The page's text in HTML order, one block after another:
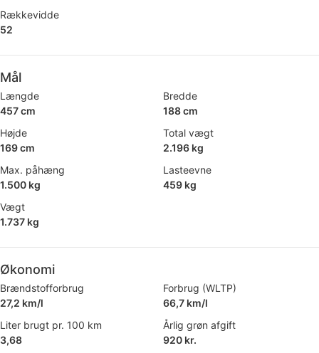
Rækkevidde
52
Mål
Længde
457 cm
Bredde
188 cm
Højde
169 cm
Total vægt
2.196 kg
Max. påhæng
1.500 kg
Lasteevne
459 kg
Vægt
1.737 kg
Økonomi
Brændstofforbrug
27,2 km/l
Forbrug (WLTP)
66,7 km/l
Liter brugt pr. 100 km
3,68
Årlig grøn afgift
920 kr.